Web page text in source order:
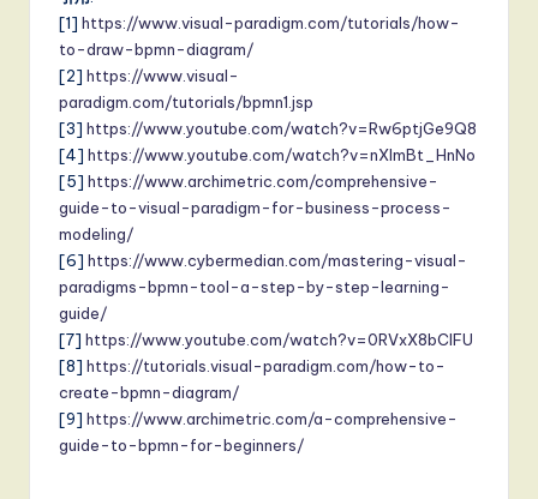
[1] https://www.visual-paradigm.com/tutorials/how-
to-draw-bpmn-diagram/
[2] https://www.visual-
paradigm.com/tutorials/bpmn1.jsp
[3] https://www.youtube.com/watch?v=Rw6ptjGe9Q8
[4] https://www.youtube.com/watch?v=nXImBt_HnNo
[5] https://www.archimetric.com/comprehensive-
guide-to-visual-paradigm-for-business-process-
modeling/
[6] https://www.cybermedian.com/mastering-visual-
paradigms-bpmn-tool-a-step-by-step-learning-
guide/
[7] https://www.youtube.com/watch?v=0RVxX8bClFU
[8] https://tutorials.visual-paradigm.com/how-to-
create-bpmn-diagram/
[9] https://www.archimetric.com/a-comprehensive-
guide-to-bpmn-for-beginners/